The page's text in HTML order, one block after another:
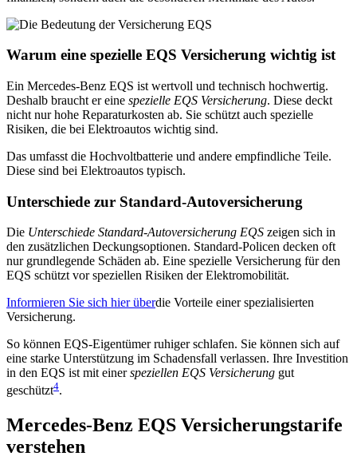
Warum eine spezielle EQS Versicherung wichtig ist
Ein Mercedes-Benz EQS ist wertvoll und technisch hochwertig.
Deshalb braucht er eine spezielle EQS Versicherung. Diese deckt
nicht nur hohe Reparaturkosten ab. Sie schützt auch spezielle
Risiken, die bei Elektroautos wichtig sind.
Das umfasst die Hochvoltbatterie und andere empfindliche Teile.
Diese sind bei Elektroautos typisch.
Unterschiede zur Standard-Autoversicherung
Die Unterschiede Standard-Autoversicherung EQS zeigen sich in
den zusätzlichen Deckungsoptionen. Standard-Policen decken oft
nur grundlegende Schäden ab. Eine spezielle Versicherung für den
EQS schützt vor speziellen Risiken der Elektromobilität.
Informieren Sie sich hier überdie Vorteile einer spezialisierten
Versicherung.
So können EQS-Eigentümer ruhiger schlafen. Sie können sich auf
eine starke Unterstützung im Schadensfall verlassen. Ihre Investition
in den EQS ist mit einerspeziellen EQS Versicherung gut
geschützt4.
Mercedes-Benz EQS Versicherungstarife
verstehen